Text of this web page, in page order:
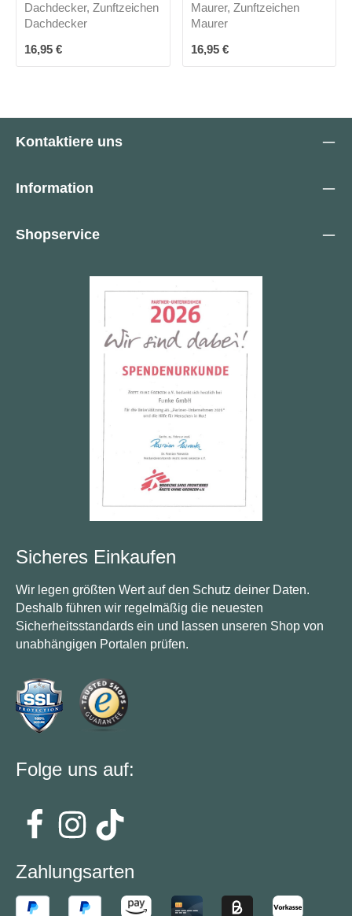
Dachdecker, Zunftzeichen
Dachdecker
Regulärer Preis:
16,95 €
Maurer, Zunftzeichen
Maurer
Regulärer Preis:
16,95 €
Kontaktiere uns
Information
Shopservice
Sicheres Einkaufen
Wir legen größten Wert auf den Schutz deiner Daten.
Deshalb führen wir regelmäßig die neuesten
Sicherheitsstandards ein und lassen unseren Shop von
unabhängigen Portalen prüfen.
Folge uns auf:
Zahlungsarten